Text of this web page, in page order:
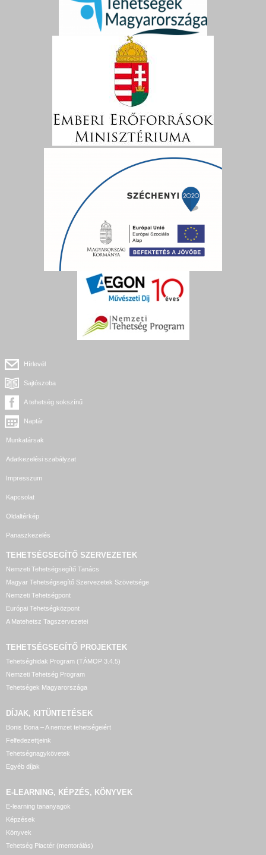
Hírlevél
Sajtószoba
A tehetség sokszínű
Naptár
Munkatársak
Adatkezelési szabályzat
Impresszum
Kapcsolat
Oldaltérkép
Panaszkezelés
TEHETSÉGSEGÍTŐ SZERVEZETEK
Nemzeti Tehetségsegítő Tanács
Magyar Tehetségsegítő Szervezetek Szövetsége
Nemzeti Tehetségpont
Európai Tehetségközpont
A Matehetsz Tagszervezetei
TEHETSÉGSEGÍTŐ PROJEKTEK
Tehetséghidak Program (TÁMOP 3.4.5)
Nemzeti Tehetség Program
Tehetségek Magyarországa
DÍJAK, KITÜNTETÉSEK
Bonis Bona – A nemzet tehetségeiért
Felfedezettjeink
Tehetségnagykövetek
Egyéb díjak
E-LEARNING, KÉPZÉS, KÖNYVEK
E-learning tananyagok
Képzések
Könyvek
Tehetség Piactér (mentorálás)